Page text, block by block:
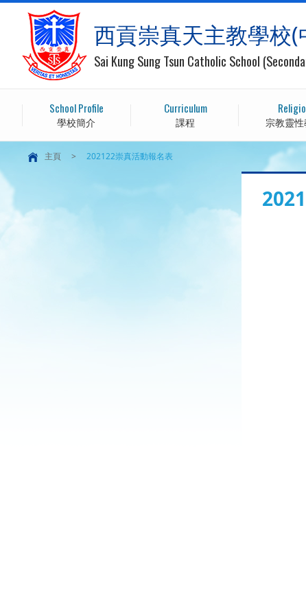
西貢崇真天主教學校(
Sai Kung Sung Tsun Catholic School
School Profile
學校簡介
Curriculum
課程 宗教靈
主頁 > 202122崇真活動報名表